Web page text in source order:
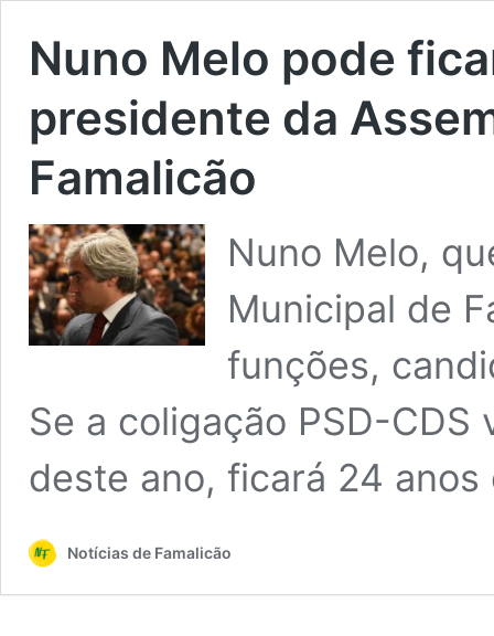
Nuno Melo pode
presidente da
Famalicão
Nuno Melo,
Municipal de
funções,
Se a coligação PSD-
deste ano, ficará 24
Notícias de Famalicão